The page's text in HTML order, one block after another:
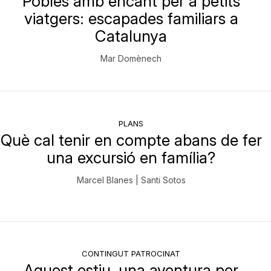
viatgers: escapades familiars a
Catalunya
Mar Domènech
PLANS
Què cal tenir en compte abans de fer
una excursió en família?
Marcel Blanes | Santi Sotos
CONTINGUT PATROCINAT